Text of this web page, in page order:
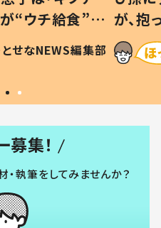
“ウチ給食”を
は #令和の親
とせなNEWS編集部
が、
「涙が
い」
募集！
・執筆をしてみませんか？